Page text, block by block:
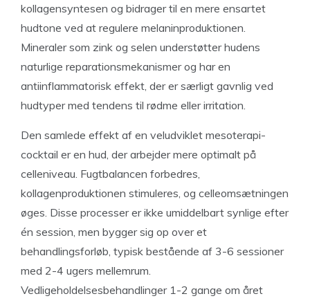
kollagensyntesen og bidrager til en mere ensartet
hudtone ved at regulere melaninproduktionen.
Mineraler som zink og selen understøtter hudens
naturlige reparationsmekanismer og har en
antiinflammatorisk effekt, der er særligt gavnlig ved
hudtyper med tendens til rødme eller irritation.
Den samlede effekt af en veludviklet mesoterapi-
cocktail er en hud, der arbejder mere optimalt på
celleniveau. Fugtbalancen forbedres,
kollagenproduktionen stimuleres, og celleomsætningen
øges. Disse processer er ikke umiddelbart synlige efter
én session, men bygger sig op over et
behandlingsforløb, typisk bestående af 3-6 sessioner
med 2-4 ugers mellemrum.
Vedligeholdelsesbehandlinger 1-2 gange om året